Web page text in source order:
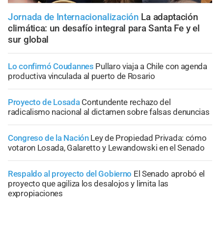
Jornada de Internacionalización La adaptación
climática: un desafío integral para Santa Fe y el
sur global
Lo confirmó Coudannes Pullaro viaja a Chile con agenda
productiva vinculada al puerto de Rosario
Proyecto de Losada Contundente rechazo del
radicalismo nacional al dictamen sobre falsas denuncias
Congreso de la Nación Ley de Propiedad Privada: cómo
votaron Losada, Galaretto y Lewandowski en el Senado
Respaldo al proyecto del Gobierno El Senado aprobó el
proyecto que agiliza los desalojos y limita las
expropiaciones